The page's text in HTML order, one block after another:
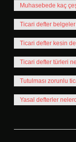
Muhasebede kaç
Ticari defter
Ticari defter kesin
Ticari defter türleri
Tutulması zorunlu
Yasal defterler